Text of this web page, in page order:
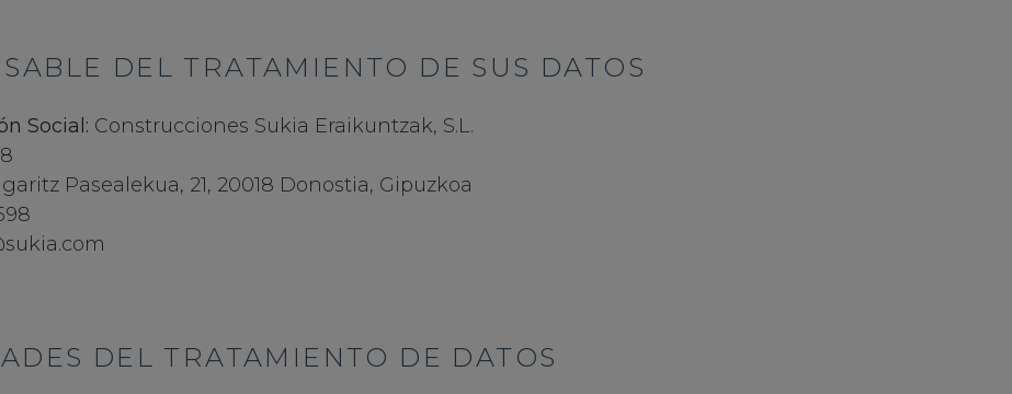
DEL TRATAMIENTO DE SUS DATOS
Social: Construcciones Sukia Eraikuntzak, S.L.
Pasealekua, 21, 20018 Donostia, Gipuzkoa
DEL TRATAMIENTO DE DATOS